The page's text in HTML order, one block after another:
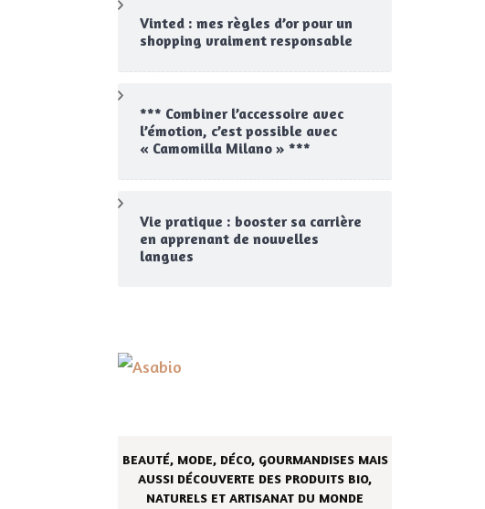
Vinted : mes règles d’or pour un
shopping vraiment responsable
*** Combiner l’accessoire avec
l’émotion, c’est possible avec
« Camomilla Milano » ***
Vie pratique : booster sa carrière
en apprenant de nouvelles
langues
BEAUTÉ, MODE, DÉCO, GOURMANDISES MAIS
AUSSI DÉCOUVERTE DES PRODUITS BIO,
NATURELS ET ARTISANAT DU MONDE